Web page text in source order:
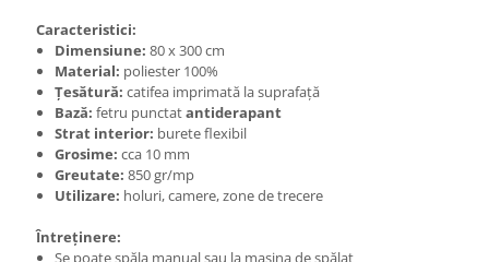
Caracteristici:
Dimensiune: 80 x 300 cm
Material: poliester 100%
Țesătură: catifea imprimată la suprafață
Bază: fetru punctatantiderapant
Strat interior: burete flexibil
Grosime: cca 10 mm
Greutate: 850 gr/mp
Utilizare: holuri, camere, zone de trecere
Întreținere:
Se poate spăla manual sau la mașina de spălat